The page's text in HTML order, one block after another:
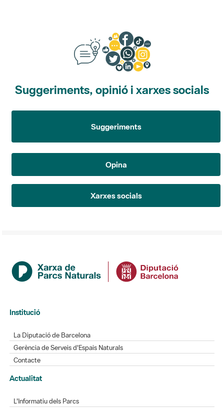
Suggeriments, opinió i xarxes socials
Suggeriments
Opina
Xarxes socials
Institució
La Diputació de Barcelona
Gerència de Serveis d'Espais Naturals
Contacte
Actualitat
L'Informatiu dels Parcs